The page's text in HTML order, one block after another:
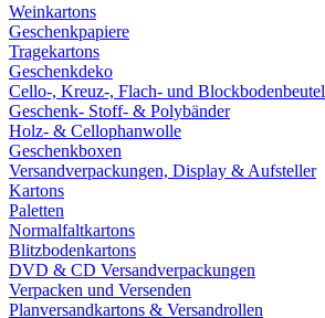
Weinkartons
Geschenkpapiere
Tragekartons
Geschenkdeko
Cello-, Kreuz-, Flach- und Blockbodenbeutel
Geschenk- Stoff- & Polybänder
Holz- & Cellophanwolle
Geschenkboxen
Versandverpackungen, Display & Aufsteller
Kartons
Paletten
Normalfaltkartons
Blitzbodenkartons
DVD & CD Versandverpackungen
Verpacken und Versenden
Planversandkartons & Versandrollen